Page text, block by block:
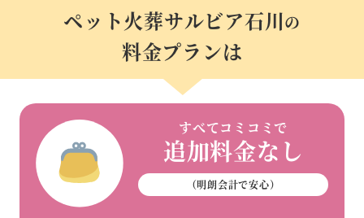
ペット火葬サルビア石川の
料金プランは
すべてコミコミで
追加料金なし
（明朗会計で安心）